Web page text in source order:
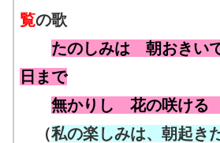
覧の歌
たのしみは 朝おきい
日まで
無かりし 花の咲ける
（私の楽しみは、朝起き